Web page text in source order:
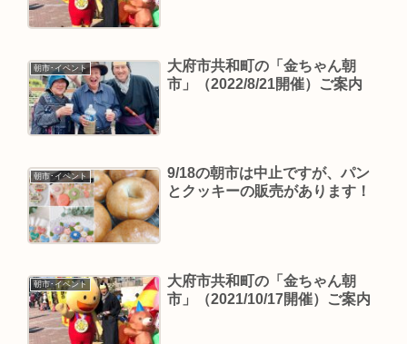
朝市･イベント
大府市共和町の「金ちゃん朝
市」（2022/8/21開催）ご案内
朝市･イベント
9/18の朝市は中止ですが、パン
とクッキーの販売があります！
朝市･イベント
大府市共和町の「金ちゃん朝
市」（2021/10/17開催）ご案内